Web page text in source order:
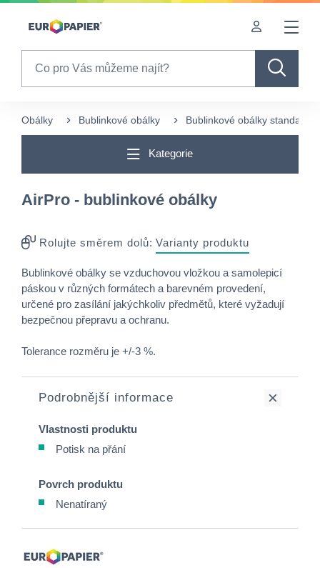
Table Of Content
Obálky Bublinkové obálky Bublinkové obálky standard
Kategorie
AirPro - bublinkové obálky
Rolujte směrem dolů: Varianty produktu
Bublinkové obálky se vzduchovou vložkou a samolepicí
páskou v různých formátech a barevném provedení,
určené pro zasílání jakýchkoliv předmětů, které vyžadují
bezpečnou přepravu a ochranu.
Tolerance rozměru je +/-3 %.
Podrobnější informace
Vlastnosti produktu
Potisk na přání
Povrch produktu
Nenatíraný